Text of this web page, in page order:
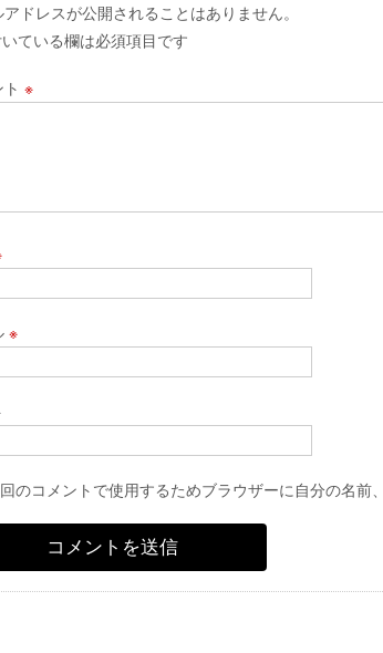
アドレスが公開されることはありません。
ている欄は必須項目です
※
※
のコメントで使用するためブラウザーに自分の名前